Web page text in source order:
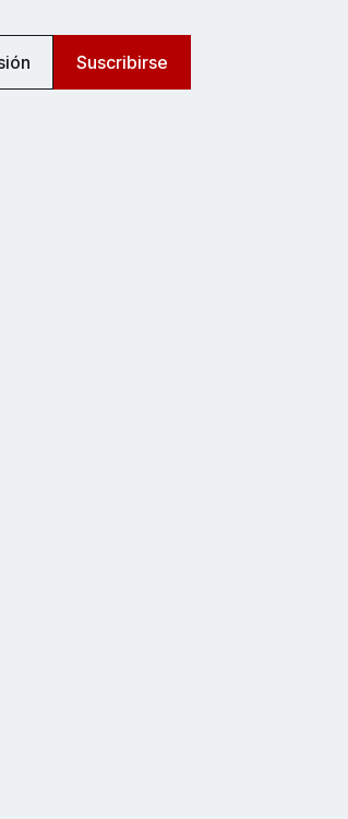
Suscribirse